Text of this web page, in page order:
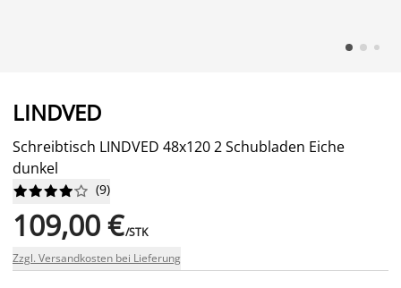
LINDVED
Schreibtisch LINDVED 48x120 2 Schubladen Eiche
dunkel





 (9)
109,00 €/STK
Zzgl. Versandkosten bei Lieferung